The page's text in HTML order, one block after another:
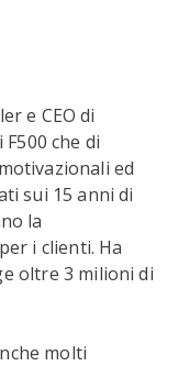
e CEO di
che di
ed
sui 15 anni di
la
i clienti. Ha
oltre 3 milioni di
molti